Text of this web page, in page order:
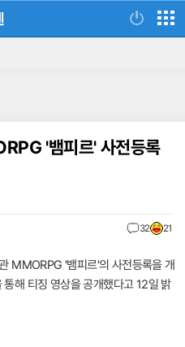
'뱀피르' 사전등록
32 21
MMORPG '뱀피르'의 사전등록을 개
해 티징 영상을 공개했다고 12일 밝